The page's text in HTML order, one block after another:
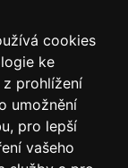
cookies
ke
prohlížení
umožnění
, pro lepší
vašeho
životnost a
důležité zejména
ze
jsou
pro
je poradenství
vizibility.
Nebojíme
světelné